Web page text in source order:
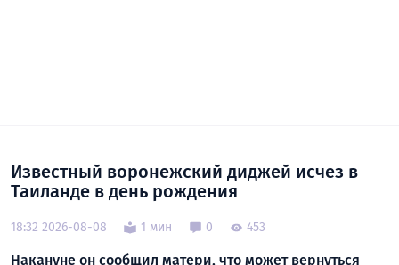
Известный воронежский диджей исчез в
Таиланде в день рождения
18:32 2026-08-08 1 мин 0 453
Накануне он сообщил матери, что может вернуться